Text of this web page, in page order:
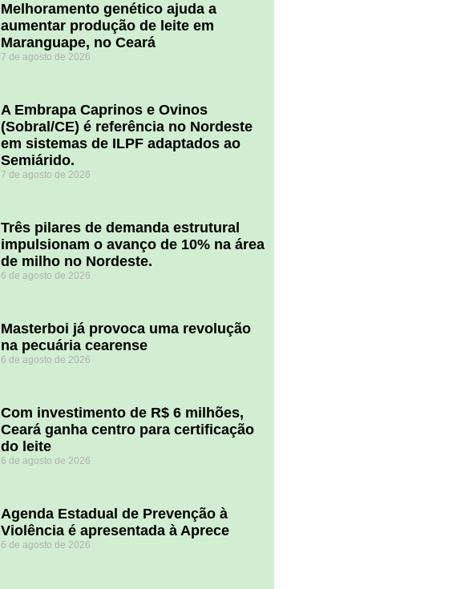
Melhoramento genético ajuda a
aumentar produção de leite em
Maranguape, no Ceará
7 de agosto de 2026
A Embrapa Caprinos e Ovinos
(Sobral/CE) é referência no Nordeste
em sistemas de ILPF adaptados ao
Semiárido.
7 de agosto de 2026
​Três pilares de demanda estrutural
impulsionam o avanço de 10% na área
de milho no Nordeste.
6 de agosto de 2026
Masterboi já provoca uma revolução
na pecuária cearense
6 de agosto de 2026
Com investimento de R$ 6 milhões,
Ceará ganha centro para certificação
do leite
6 de agosto de 2026
Agenda Estadual de Prevenção à
Violência é apresentada à Aprece
6 de agosto de 2026